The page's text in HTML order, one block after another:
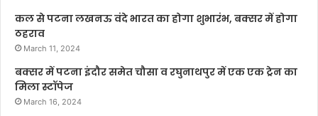
कल से पटना लखनऊ वंदे भारत का होगा शुभारंभ, बक्सर में होगा
ठहराव
March 11, 2024
बक्सर में पटना इंदौर समेत चौसा व रघुनाथपुर में एक एक ट्रेन का
मिला स्टॉपेज
March 16, 2024